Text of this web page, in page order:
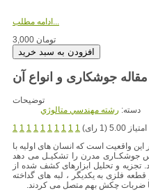
ادامه مطلب...
3,000 تومان
مقاله جوشکاری و انواع آن
توضیحات
دسته: رشته مهندسي متالوژي
1 1 1 1 1 1 1 1 1 1
امتیاز 5.00 (1 رای)
این واقعیت است که انسان های اولیه با
جوشکـاری مدرن را تشکیـل می دهد
تجزیه و تحلیل ابزارهای کشف شده از
فلزی به یکدیگر ، لبه های گداخته
ضربات چکش بهم متصل می کردند.